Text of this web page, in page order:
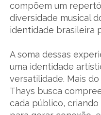
compõem um
diversidade musical
identidade brasileira
A soma dessas
uma identidade
versatilidade. Mais
Thays busca
cada público,